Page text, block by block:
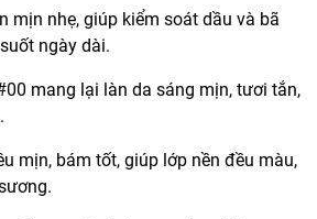
mịn nhẹ, giúp kiểm soát dầu và bã
ngày dài.
mang lại làn da sáng mịn, tươi tắn,
mịn, bám tốt, giúp lớp nền đều màu,